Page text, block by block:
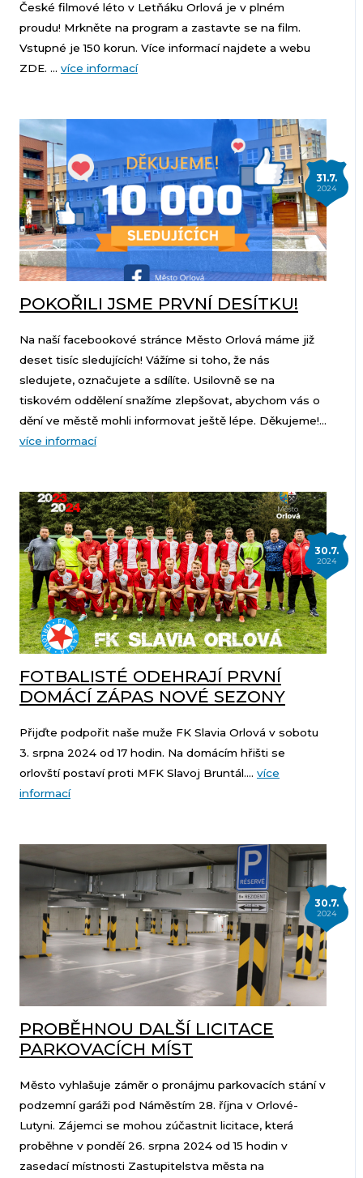
České filmové léto v Letňáku Orlová je v plném
proudu! Mrkněte na program a zastavte se na film.
Vstupné je 150 korun. Více informací najdete a webu
ZDE. ... více informací
31.7.
2024
POKOŘILI JSME PRVNÍ DESÍTKU!
Na naší facebookové stránce Město Orlová máme již
deset tisíc sledujících! Vážíme si toho, že nás
sledujete, označujete a sdílíte. Usilovně se na
tiskovém oddělení snažíme zlepšovat, abychom vás o
dění ve městě mohli informovat ještě lépe. Děkujeme!...
více informací
30.7.
2024
FOTBALISTÉ ODEHRAJÍ PRVNÍ
DOMÁCÍ ZÁPAS NOVÉ SEZONY
Přijďte podpořit naše muže FK Slavia Orlová v sobotu
3. srpna 2024 od 17 hodin. Na domácím hřišti se
orlovští postaví proti MFK Slavoj Bruntál.... více
informací
30.7.
2024
PROBĚHNOU DALŠÍ LICITACE
PARKOVACÍCH MÍST
Město vyhlašuje záměr o pronájmu parkovacích stání v
podzemní garáži pod Náměstím 28. října v Orlové-
Lutyni. Zájemci se mohou zúčastnit licitace, která
proběhne v ponděí 26. srpna 2024 od 15 hodin v
zasedací místnosti Zastupitelstva města na